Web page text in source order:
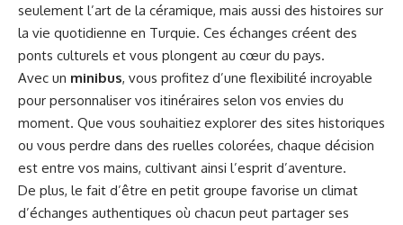
seulement l’art de la céramique, mais aussi des histoires sur
la vie quotidienne en Turquie. Ces échanges créent des
ponts culturels et vous plongent au cœur du pays.
Avec un minibus, vous profitez d’une flexibilité incroyable
pour personnaliser vos itinéraires selon vos envies du
moment. Que vous souhaitiez explorer des sites historiques
ou vous perdre dans des ruelles colorées, chaque décision
est entre vos mains, cultivant ainsi l’esprit d’aventure.
De plus, le fait d’être en petit groupe favorise un climat
d’échanges authentiques où chacun peut partager ses